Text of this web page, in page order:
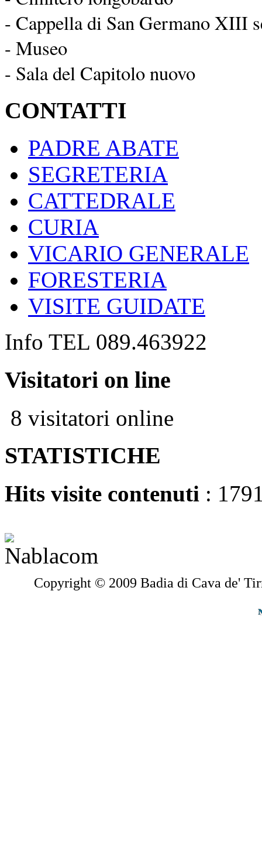
- Cappella di San Germano XIII
- Museo
- Sala del Capitolo nuovo
CONTATTI
PADRE ABATE
SEGRETERIA
CATTEDRALE
CURIA
VICARIO GENERALE
FORESTERIA
VISITE GUIDATE
Info TEL 089.463922
Visitatori on line
8 visitatori online
STATISTICHE
Hits visite contenuti :
Copyright © 2009 Badia di Cava de'